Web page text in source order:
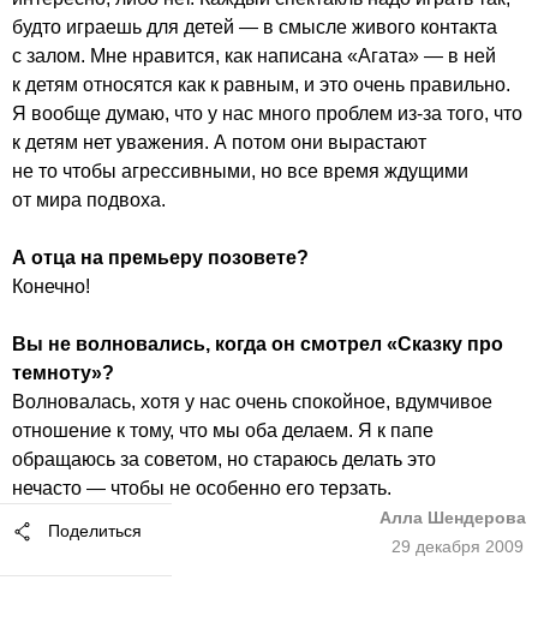
будто играешь для детей — в смысле живого контакта
с залом. Мне нравится, как написана «Агата» — в ней
к детям относятся как к равным, и это очень правильно.
Я вообще думаю, что у нас много проблем из-за того, что
к детям нет уважения. А потом они вырастают
не то чтобы агрессивными, но все время ждущими
от мира подвоха.
А отца на премьеру позовете?
Конечно!
Вы не волновались, когда он смотрел «Сказку про
темноту»?
Волновалась, хотя у нас очень спокойное, вдумчивое
отношение к тому, что мы оба делаем. Я к папе
обращаюсь за советом, но стараюсь делать это
нечасто — чтобы не особенно его терзать.
Поделиться
Алла Шендерова
29 декабря 2009